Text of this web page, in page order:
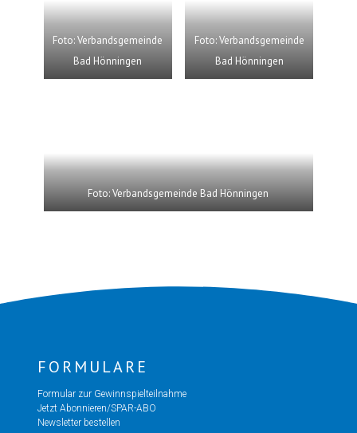
Foto: Verbandsgemeinde
Bad Hönningen
Foto: Verbandsgemeinde
Bad Hönningen
Foto: Verbandsgemeinde Bad Hönningen
FORMULARE
Formular zur Gewinnspielteilnahme
Jetzt Abonnieren/SPAR-ABO
Newsletter bestellen